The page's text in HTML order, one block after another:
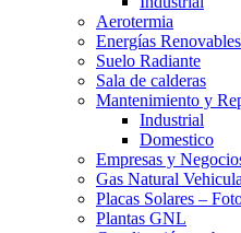
Aerotermia
Energías Renovables
Suelo Radiante
Sala de calderas
Mantenimiento y
Industrial
Domestico
Empresas y
Gas Natural
Placas Solares –
Plantas GNL